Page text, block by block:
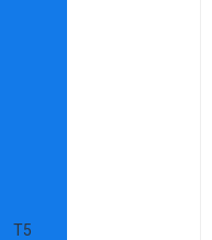
T5